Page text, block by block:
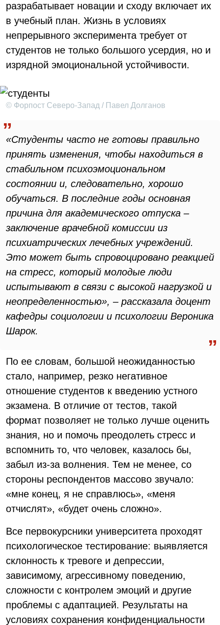
разрабатывает новации и сходу включает их
в учебный план. Жизнь в условиях
непрерывного эксперимента требует от
студентов не только большого усердия, но и
изрядной эмоциональной устойчивости.
© Форпост Северо-Запад / Павел Долганов
«Студенты часто не готовы правильно
принять изменения, чтобы находиться в
стабильном психоэмоциональном
состоянии и, следовательно, хорошо
обучаться. В последние годы основная
причина для академического отпуска –
заключение врачебной комиссии из
психиатрических лечебных учреждений.
Это может быть спровоцировано реакцией
на стресс, который молодые люди
испытывают в связи с высокой нагрузкой и
неопределенностью», – рассказала доцент
кафедры социологии и психологии Вероника
Шарок.
По ее словам, большой неожиданностью
стало, например, резко негативное
отношение студентов к введению устного
экзамена. В отличие от тестов, такой
формат позволяет не только лучше оценить
знания, но и помочь преодолеть стресс и
вспомнить то, что человек, казалось бы,
забыл из-за волнения. Тем не менее, со
стороны респондентов массово звучало:
«мне конец, я не справлюсь», «меня
отчислят», «будет очень сложно».
Все первокурсники университета проходят
психологическое тестирование: выявляется
склонность к тревоге и депрессии,
зависимому, агрессивному поведению,
сложности с контролем эмоций и другие
проблемы с адаптацией. Результаты на
условиях сохранения конфиденциальности